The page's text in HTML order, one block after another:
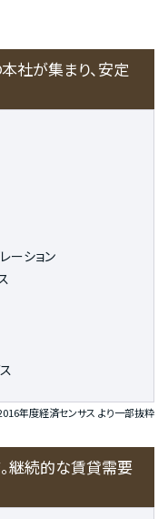
社が集まり、安定
ーション
年度経済センサス より一部抜粋
継続的な賃貸需要